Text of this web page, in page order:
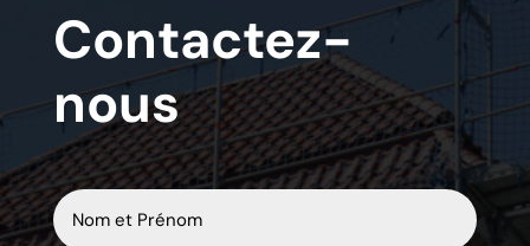
Contactez-
nous